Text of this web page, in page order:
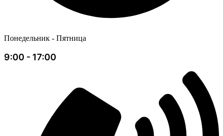
Понедельник - Пятница
9:00 - 17:00